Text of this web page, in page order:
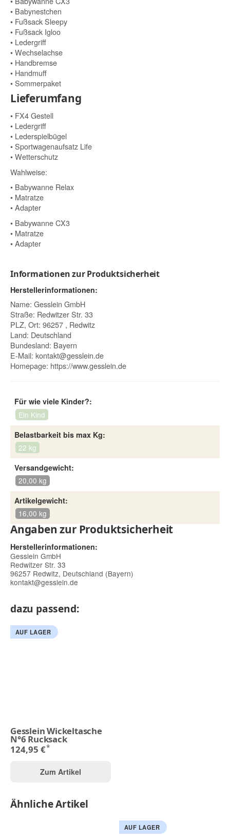
• Babynestchen
• Fußsack Sleepy
• Fußsack Igloo
• Ledergriff
• Wechselachse
• Handbremse
• Handmuff
• Sommerpaket
Lieferumfang
• FX4 Gestell
• Ledergriff
• Lederspielbügel
• Sportwagenaufsatz Life
• Wetterschutz
Wahlweise:
• Babywanne Relax
• Matratze
• Adapter
• Babywanne CX3
• Matratze
• Adapter
Informationen zur Produktsicherheit
Herstellerinformationen:
Name: Gesslein GmbH
Straße: Redwitzer Str. 33
PLZ, Ort: 96257 , Redwitz
Land: Deutschland
Bundesland: Bayern
E-Mail: kontakt@gesslein.de
Homepage: https://www.gesslein.de
Für wie viele Kinder?:
Ein Kind
Belastbarkeit bis max Kg:
22 kg
Versandgewicht:
20,00 kg
Artikelgewicht:
16,00 kg
Angaben zur Produktsicherheit
Herstellerinformationen:
Gesslein GmbH
Redwitzer Str. 33
96257 Redwitz, Deutschland (Bayern)
kontakt@gesslein.de
dazu passend:
AUF LAGER
Gesslein Wickeltasche
N°6 Rucksack
124,95 €*
Zum Artikel
Ähnliche Artikel
AUF LAGER